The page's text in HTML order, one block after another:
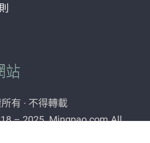
有 · 不得轉載
– 2025. Mingpao.com All